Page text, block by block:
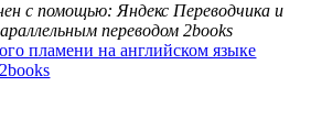
с помощью: Яндекс Переводчика и
переводом 2books
пламени на английском языке